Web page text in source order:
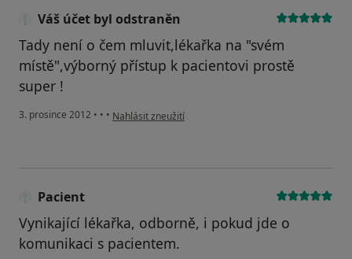
Váš účet byl odstraněn
Tady není o čem mluvit,lékařka na "svém
místě",výborný přístup k pacientovi prostě
super !
3. prosince 2012 • • • podle názoru uživatele Váš účet byl odstraněn
Nahlásit zneužití
Pacient
Vynikající lékařka, odborně, i pokud jde o
komunikaci s pacientem.